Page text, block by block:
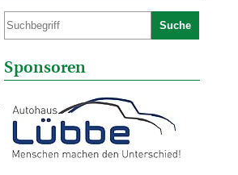
Suche
Sponsoren